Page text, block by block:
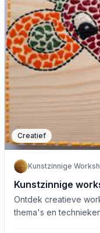
Creatief
Kunstzinnige
Kunstzinnige
Ontdek creatieve
thema's en